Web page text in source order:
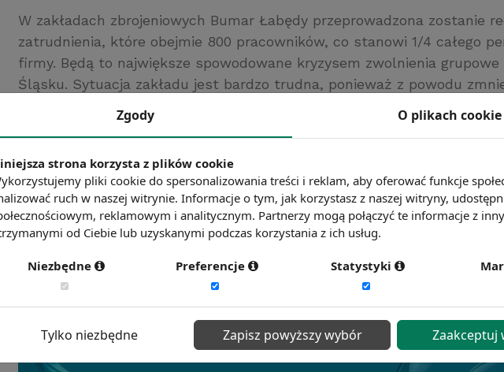
W zakładach zbrojeniowych Bumar Łabędy przeprowadzona zostanie
zatrudnienia, które obejmie 800 pracowników, co stanowi 1/4 całego
firmy. Będą to największe spowodowane kryzysem zwolnienia grupowe
Śląsku. Sytuacja zakładu jest bardzo trudna, ponieważ z powodu
dla wojska. Zwalniani pracownicy otrzymają odprawę w wysokości
Chcesz wiedzieć więcej?
Zobacz więcej wiadomości
Zgody O plikach cookie
strona korzysta z plików cookie
pliki cookie do spersonalizowania treści i reklam, aby oferować funkcje
ruch w naszej witrynie. Informacje o tym, jak korzystasz z naszej witryny,
reklamowym i analitycznym. Partnerzy mogą połączyć te informacje z
od Ciebie lub uzyskanymi podczas korzystania z ich usług.
Niezbędne Preferencje Statystyki
Tylko niezbędne Zapisz powyższy wybór Zaakceptuj